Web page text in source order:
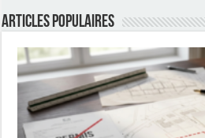
Articles populaires